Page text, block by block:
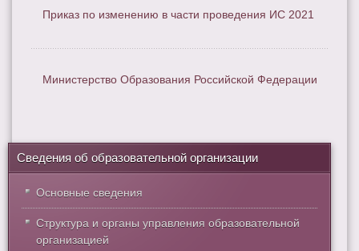
Приказ по изменению в части проведения ИС 2021
Министерство Образования Российской Федерации
Сведения об образовательной организации
Основные сведения
Структура и органы управления образовательной
организацией